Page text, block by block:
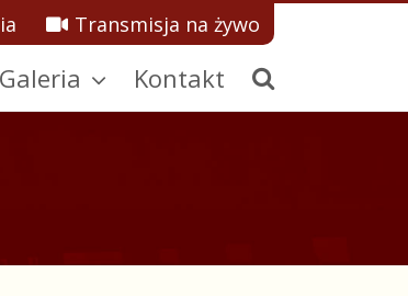
Transmisja na żywo
Galeria Kontakt